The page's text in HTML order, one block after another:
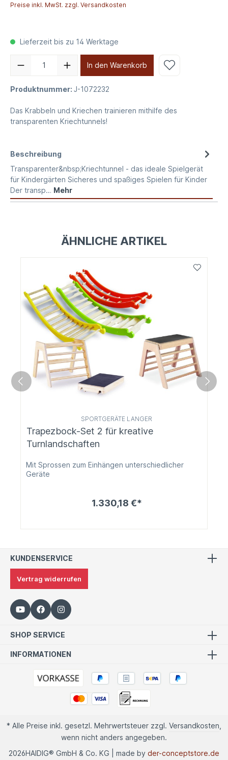
Preise inkl. MwSt. zzgl. Versandkosten
Lieferzeit bis zu 14 Werktage
In den Warenkorb
Produktnummer: J-1072232
Das Krabbeln und Kriechen trainieren mithilfe des
transparenten Kriechtunnels!
Beschreibung
Transparenter&nbsp;Kriechtunnel - das ideale Spielgerät
für Kindergärten Sicheres und spaßiges Spielen für Kinder
Der transp… Mehr
ÄHNLICHE ARTIKEL
SPORTGERÄTE LANGER
Trapezbock-Set 2 für kreative
Turnlandschaften
Mit Sprossen zum Einhängen unterschiedlicher
Geräte
1.330,18 €*
KUNDENSERVICE
Vertrag widerrufen
SHOP SERVICE
INFORMATIONEN
* Alle Preise inkl. gesetzl. Mehrwertsteuer zzgl. Versandkosten
wenn nicht anders angegeben.
2026HAIDIG® GmbH & Co. KG | made by der-conceptstore.de